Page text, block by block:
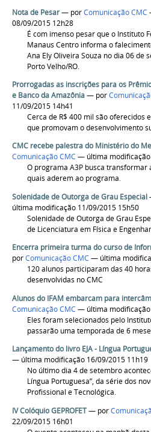
Nota de Pesar— porComunicação CMC
08/09/2015 12h28
É com imenso pesar que o Instituto
Manaus Centro informa o
Ana Ely Oliveira Souza no dia 06 de
Porto Velho/RO.
Prorrogadas as inscrições para os
e Banco da Amazônia— por
11/09/2015 14h41
Cerca de R$ 400 mil são oferecidos
que promovam o desenvolvimento
CMC recebe palestra do Ministério do
Comunicação CMC — última
O programa A3P busca transformar
quais aderem ao programa.
Solenidade de Outorga de Grau Especial
última modificação 11/09/2015 15h50
Solenidade de Outorga de Grau
de Licenciatura em Física e
Encerra primeira turma do curso de
porComunicação CMC — última
120 alunos participaram das 40
desenvolvidas no CMC
Alunos do IFAM embarcam para
Comunicação CMC — última
Eles foram selecionados pelo
passarão uma temporada de 6
Lançamento do livro EJA - Língua
— última modificação 16/09/2015 11h19
No último dia 4 de setembro
Língua Portuguesa”, da série dos
Profissional e Tecnológica.
IV Colóquio GEPROFET— por
22/09/2015 16h01